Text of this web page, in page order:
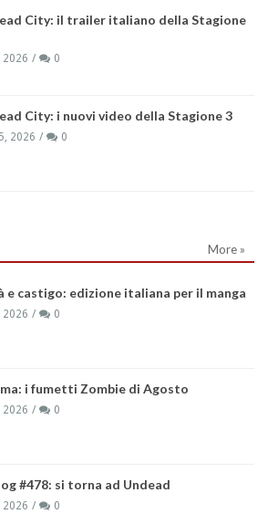
City: il trailer italiano della Stagione
2026 0
City: i nuovi video della Stagione 3
2026 0
More »
e castigo: edizione italiana per il manga
2026 0
i fumetti Zombie di Agosto
2026 0
#478: si torna ad Undead
2026 0